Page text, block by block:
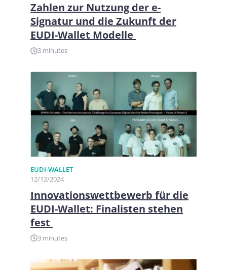
Zahlen zur Nutzung der e-
Signatur und die Zukunft der
EUDI-Wallet Modelle
3 minutes
EUDI-WALLET
12/12/2024
Innovationswettbewerb für die
EUDI-Wallet: Finalisten stehen
fest
3 minutes